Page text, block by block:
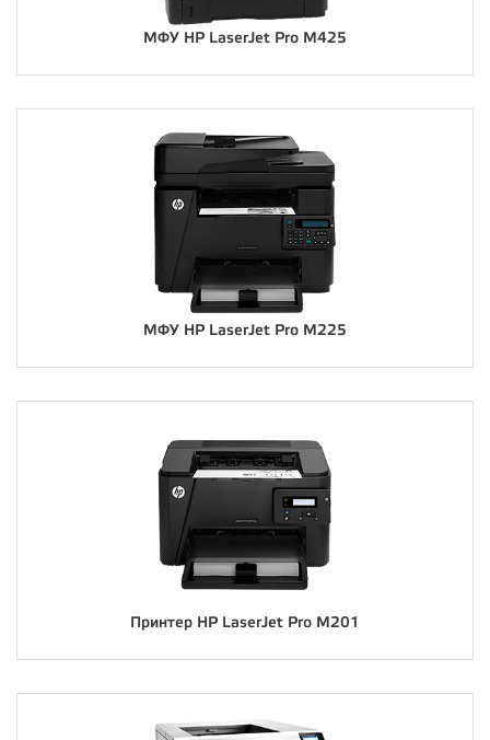
МФУ HP LaserJet Pro M425
МФУ HP LaserJet Pro M225
Принтер HP LaserJet Pro M201